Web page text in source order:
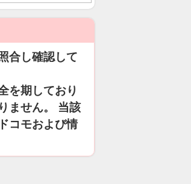
合し確認して
を期しており
ません。 当該
コモおよび情